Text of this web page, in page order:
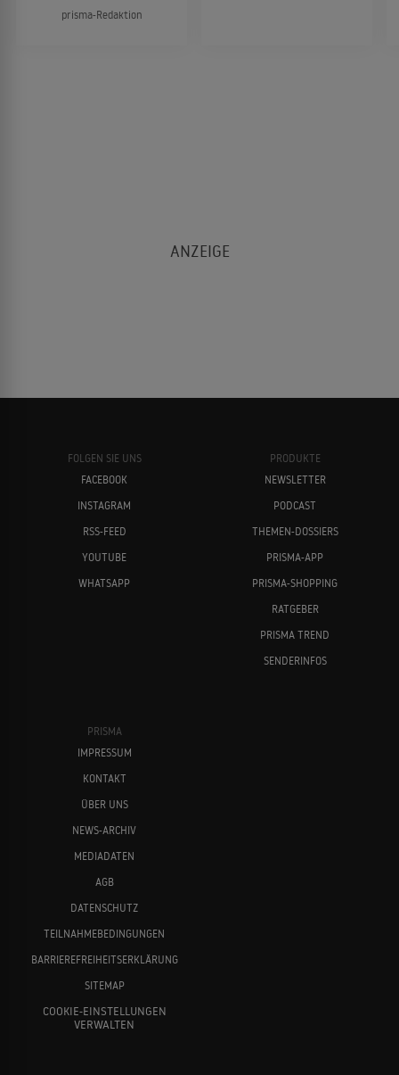
prisma-Redaktion
FOLGEN SIE UNS
FACEBOOK
INSTAGRAM
RSS-FEED
YOUTUBE
WHATSAPP
PRODUKTE
NEWSLETTER
PODCAST
THEMEN-DOSSIERS
PRISMA-APP
PRISMA-SHOPPING
RATGEBER
PRISMA TREND
SENDERINFOS
PRISMA
IMPRESSUM
KONTAKT
ÜBER UNS
NEWS-ARCHIV
MEDIADATEN
AGB
DATENSCHUTZ
TEILNAHMEBEDINGUNGEN
BARRIEREFREIHEITSERKLÄRUNG
SITEMAP
COOKIE-EINSTELLUNGEN
VERWALTEN